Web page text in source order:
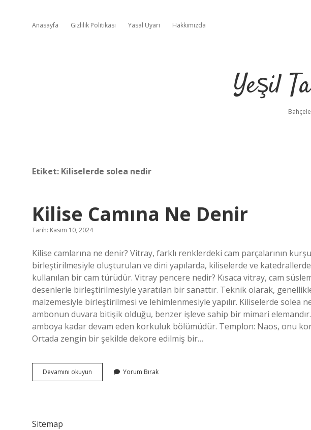
Anasayfa Gizlilik Politikası Yasal Uyarı Hakkımızda
Yeşil
Etiket: Kiliselerde solea nedir
Kilise Camına Ne Denir
Tarih: Kasım 10, 2024
Kilise camlarına ne denir? Vitray, farklı renklerdeki cam parçalarının
birleştirilmesiyle oluşturulan ve dini yapılarda, kiliselerde ve
kullanılan bir cam türüdür. Vitray pencere nedir? Kısaca vitray, cam
desenlerle birleştirilmesiyle yaratılan bir sanattır. Teknik olarak,
malzemesiyle birleştirilmesi ve lehimlenmesiyle yapılır. Kiliselerde solea
ambonun duvara bitişik olduğu, benzer işleve sahip bir mimari
amboya kadar devam eden korkuluk bölümüdür. Templon: Naos, onu
Ortada zengin bir şekilde dekore edilmiş bir…
Devamını okuyun
Camına
Yorum Bırak
Sitemap